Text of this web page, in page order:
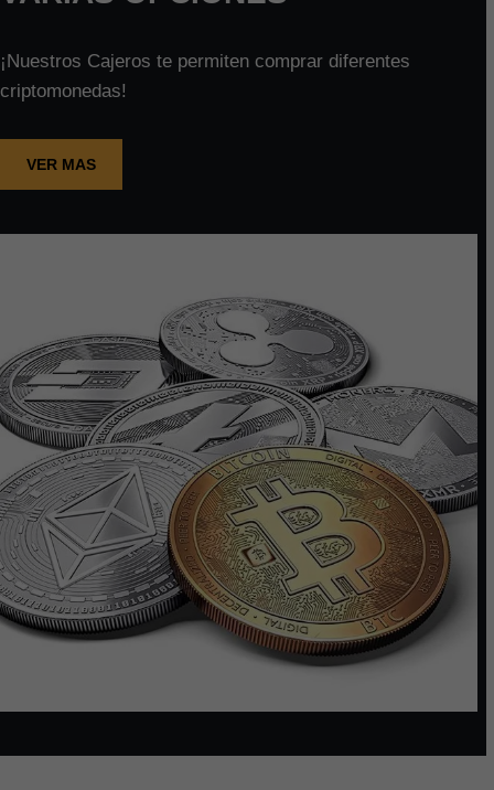
¡Nuestros Cajeros te permiten comprar diferentes
criptomonedas!
VER MAS